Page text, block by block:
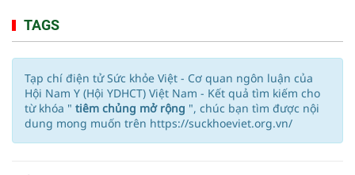
TAGS
Tạp chí điện tử Sức khỏe Việt - Cơ quan ngôn luận của
Hội Nam Y (Hội YDHCT) Việt Nam - Kết quả tìm kiếm cho
từ khóa " tiêm chủng mở rộng ", chúc bạn tìm được nội
dung mong muốn trên https://suckhoeviet.org.vn/